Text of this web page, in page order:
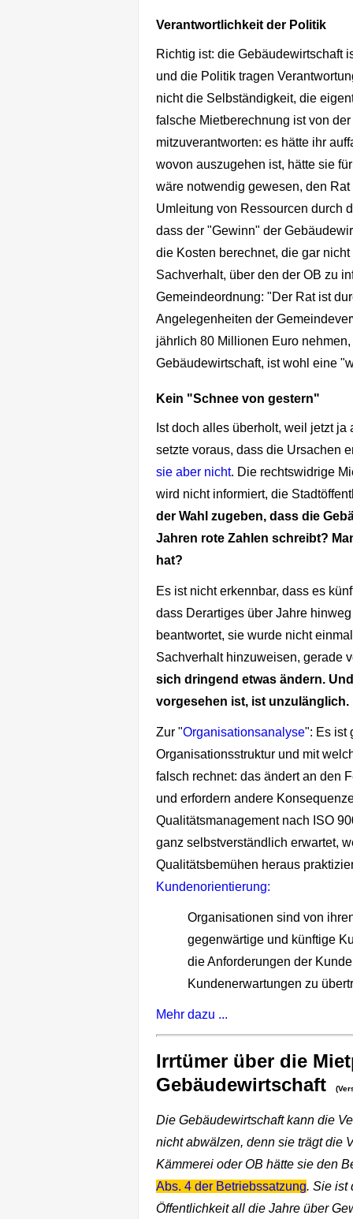
Verantwortlichkeit der Politik
Richtig ist: die Gebäudewirtschaft
und die Politik tragen
nicht die Selbständigkeit, die
falsche Mietberechnung ist von
mitzuverantworten: es hätte ihr
wovon auszugehen ist, hätte sie
wäre notwendig gewesen, den
Umleitung von Ressourcen durch
dass der "Gewinn" der
die Kosten berechnet, die gar
Sachverhalt, über den der OB zu
Gemeindeordnung: "Der Rat ist
Angelegenheiten der
jährlich 80 Millionen Euro
Gebäudewirtschaft, ist wohl eine
Kein "Schnee von gestern"
Ist doch alles überholt, weil jetzt
setzte voraus, dass die Ursachen
sie aber nicht. Die rechtswidrige
wird nicht informiert, die
der Wahl zugeben, dass die
Jahren rote Zahlen schreibt?
hat?
Es ist nicht erkennbar, dass es
dass Derartiges über Jahre
beantwortet, sie wurde nicht
Sachverhalt hinzuweisen, gerade
sich dringend etwas ändern.
vorgesehen ist, ist unzulänglich.
Zur "Organisationsanalyse": Es ist
Organisationsstruktur und mit
falsch rechnet: das ändert an den
und erfordern andere
Qualitätsmanagement nach ISO
ganz selbstverständlich erwartet,
Qualitätsbemühen heraus
Kundenorientierung:
Organisationen sind von
gegenwärtige und künftige
die Anforderungen der
Kundenerwartungen zu
Mehr dazu ...
Irrtümer über die
Gebäudewirtschaft
Die Gebäudewirtschaft kann die
nicht abwälzen, denn sie trägt die
Kämmerei oder OB hätte sie den
Abs. 4 der Betriebssatzung. Sie ist
Öffentlichkeit all die Jahre über